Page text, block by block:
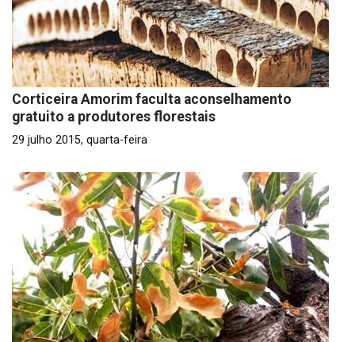
Corticeira Amorim faculta aconselhamento
gratuito a produtores florestais
29 julho 2015, quarta-feira